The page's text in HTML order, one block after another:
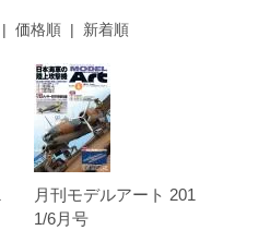
|価格順 | 新着順
月刊モデルアート 201
1/6月号